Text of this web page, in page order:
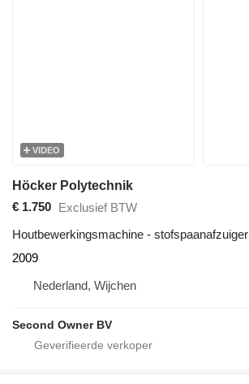
VIDEO
Höcker Polytechnik
€ 1.750 Exclusief BTW
Houtbewerkingsmachine - stofspaanafzuiger
2009
Nederland, Wijchen
Second Owner BV